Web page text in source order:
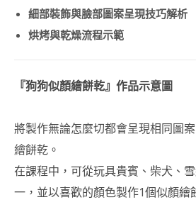
細部裝飾與臉部圖案呈現技巧解析
烘烤與乾燥流程示範
『狗狗似顏繪餅乾』 作品示意圖
將製作無論怎麼切都會呈現相同圖
繪餅乾。
在課程中，可從玩具貴賓、柴犬、
一，並以喜歡的顏色製作1個似顏繪